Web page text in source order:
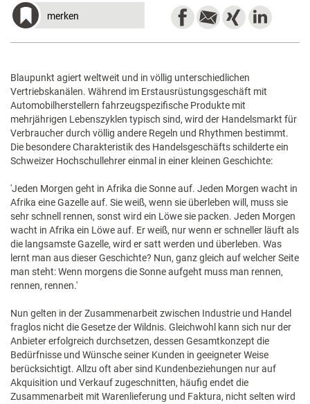
merken
Blaupunkt agiert weltweit und in völlig unterschiedlichen
Vertriebskanälen. Während im Erstausrüstungsgeschäft mit
Automobilherstellern fahrzeugspezifische Produkte mit
mehrjährigen Lebenszyklen typisch sind, wird der Handelsmarkt für
Verbraucher durch völlig andere Regeln und Rhythmen bestimmt.
Die besondere Charakteristik des Handelsgeschäfts schilderte ein
Schweizer Hochschullehrer einmal in einer kleinen Geschichte:
'Jeden Morgen geht in Afrika die Sonne auf. Jeden Morgen wacht in
Afrika eine Gazelle auf. Sie weiß, wenn sie überleben will, muss sie
sehr schnell rennen, sonst wird ein Löwe sie packen. Jeden Morgen
wacht in Afrika ein Löwe auf. Er weiß, nur wenn er schneller läuft als
die langsamste Gazelle, wird er satt werden und überleben. Was
lernt man aus dieser Geschichte? Nun, ganz gleich auf welcher Seite
man steht: Wenn morgens die Sonne aufgeht muss man rennen,
rennen, rennen.'
Nun gelten in der Zusammenarbeit zwischen Industrie und Handel
fraglos nicht die Gesetze der Wildnis. Gleichwohl kann sich nur der
Anbieter erfolgreich durchsetzen, dessen Gesamtkonzept die
Bedürfnisse und Wünsche seiner Kunden in geeigneter Weise
berücksichtigt. Allzu oft aber sind Kundenbeziehungen nur auf
Akquisition und Verkauf zugeschnitten, häufig endet die
Zusammenarbeit mit Warenlieferung und Faktura, nicht selten wird